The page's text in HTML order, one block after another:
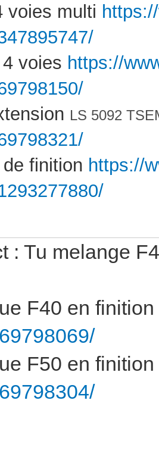
voies multi
voies https://
LS 5092
finition https://
: Tu melange
F40 en
F50 en